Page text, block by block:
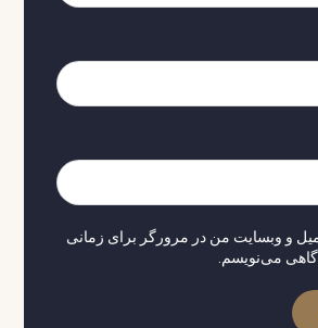
و وبسایت من در مرورگر برای زمانی
می‌نویسم.